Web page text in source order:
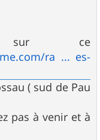
sur ce
ra ... es-
( sud de Pau
pas à venir et à